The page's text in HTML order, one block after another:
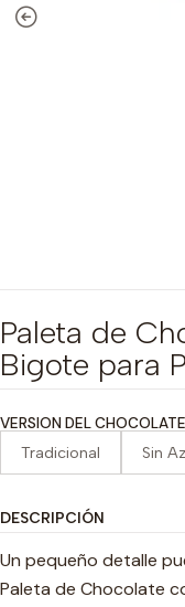
Paleta de
Bigote para
VERSION DEL CHOCOLATE
Tradicional Sin
DESCRIPCIÓN
Un pequeño detalle
Paleta de Chocolate